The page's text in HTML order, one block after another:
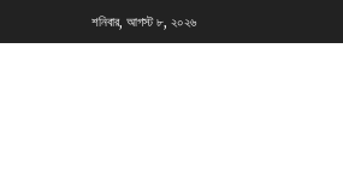
শনিবার, আগস্ট ৮, ২০২৬